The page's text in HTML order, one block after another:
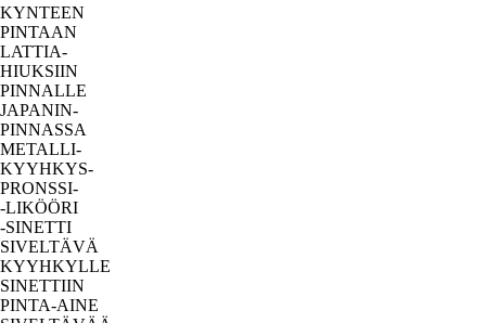
KYNTEEN
PINTAAN
LATTIA-
HIUKSIIN
PINNALLE
JAPANIN-
PINNASSA
METALLI-
KYYHKYS-
PRONSSI-
-LIKÖÖRI
-SINETTI
SIVELTÄVÄ
KYYHKYLLE
SINETTIIN
PINTA-AINE